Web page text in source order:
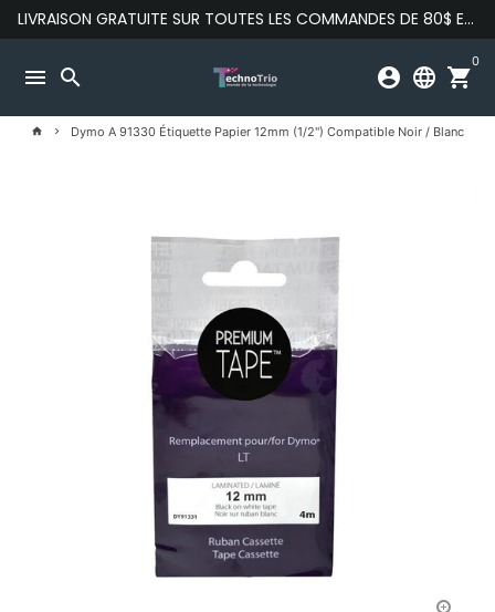
Passer
au
LIVRAISON GRATUITE SUR TOUTES LES COMMANDES DE 80$ ET PLUS
menu search account_circle language shopping_cart
0
home keyboard_arrow_right Dymo A 91330 Étiquette Papier 12mm (1/2") Compatible Noir / Blanc